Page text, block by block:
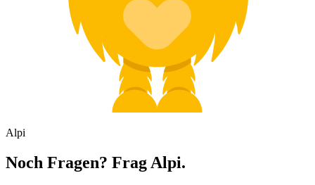
Alpi
Noch Fragen? Frag Alpi.